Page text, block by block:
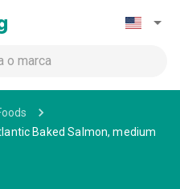
Baked Salmon, medium